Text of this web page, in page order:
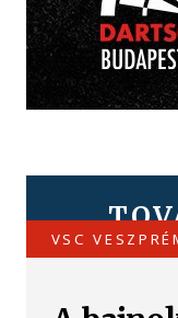
VSC